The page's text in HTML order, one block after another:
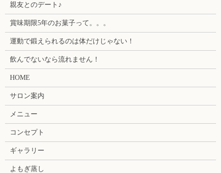
親友とのデート♪
賞味期限5年のお菓子って。。。
運動で鍛えられるのは体だけじゃない！
飲んでないなら流れません！
HOME
サロン案内
メニュー
コンセプト
ギャラリー
よもぎ蒸し